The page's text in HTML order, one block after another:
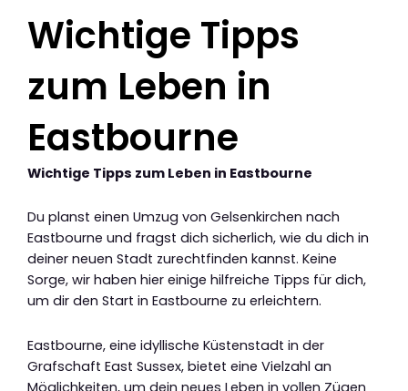
Wichtige Tipps
zum Leben in
Eastbourne
Wichtige Tipps zum Leben in Eastbourne
Du planst einen Umzug von Gelsenkirchen nach
Eastbourne und fragst dich sicherlich, wie du dich in
deiner neuen Stadt zurechtfinden kannst. Keine
Sorge, wir haben hier einige hilfreiche Tipps für dich,
um dir den Start in Eastbourne zu erleichtern.
Eastbourne, eine idyllische Küstenstadt in der
Grafschaft East Sussex, bietet eine Vielzahl an
Möglichkeiten, um dein neues Leben in vollen Zügen